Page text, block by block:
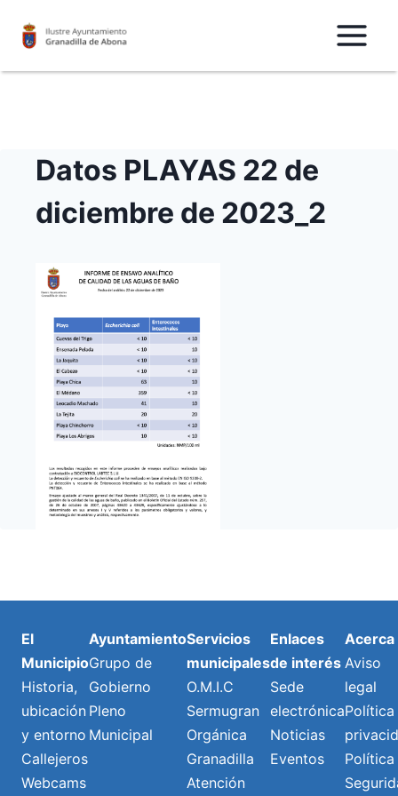
Datos PLAYAS 22 de
diciembre de 2023_2
El
Municipio
Historia,
ubicación
y entorno
Callejeros
Webcams
Ayuntamiento
Grupo de
Gobierno
Pleno
Municipal
Servicios
municipales
O.M.I.C
Sermugran
Orgánica
Granadilla
Atención
Enlaces
de interés
Sede
electrónica
Noticias
Eventos
Acerca
Aviso
legal
Política
Política